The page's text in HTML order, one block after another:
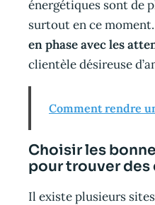
énergétiques sont de
surtout en ce moment.
en phase avec les
clientèle désireuse
Comment rendre
Choisir les
pour trouver des
Il existe plusieurs